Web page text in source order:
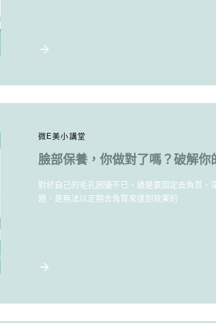
微E美小講堂
臉部保養，你做對了嗎？破解你
對於自己的毛孔困擾不已，總是要固定去角質
題，是無法以定期去角質來達到效果的